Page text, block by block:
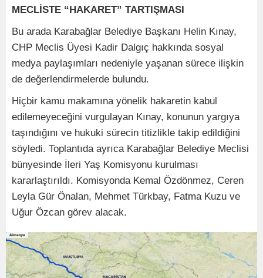
MECLİSTE “HAKARET” TARTIŞMASI
Bu arada Karabağlar Belediye Başkanı Helin Kınay,
CHP Meclis Üyesi Kadir Dalgıç hakkında sosyal
medya paylaşımları nedeniyle yaşanan sürece ilişkin
de değerlendirmelerde bulundu.
Hiçbir kamu makamına yönelik hakaretin kabul
edilemeyeceğini vurgulayan Kınay, konunun yargıya
taşındığını ve hukuki sürecin titizlikle takip edildiğini
söyledi. Toplantıda ayrıca Karabağlar Belediye Meclisi
bünyesinde İleri Yaş Komisyonu kurulması
kararlaştırıldı. Komisyonda Kemal Özdönmez, Ceren
Leyla Gür Önalan, Mehmet Türkbay, Fatma Kuzu ve
Uğur Özcan görev alacak.